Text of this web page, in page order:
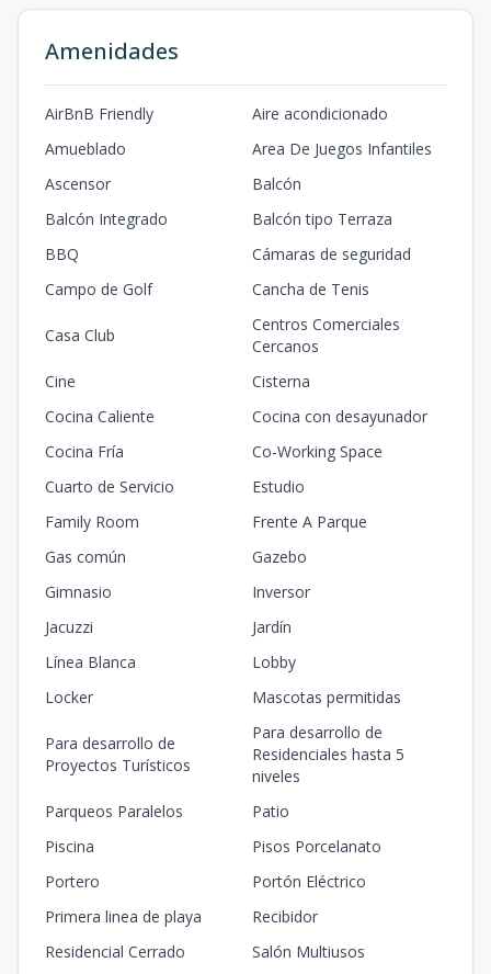
Amenidades
AirBnB Friendly
Aire acondicionado
Amueblado
Area De Juegos Infantiles
Ascensor
Balcón
Balcón Integrado
Balcón tipo Terraza
BBQ
Cámaras de seguridad
Campo de Golf
Cancha de Tenis
Casa Club
Centros Comerciales
Cercanos
Cine
Cisterna
Cocina Caliente
Cocina con desayunador
Cocina Fría
Co-Working Space
Cuarto de Servicio
Estudio
Family Room
Frente A Parque
Gas común
Gazebo
Gimnasio
Inversor
Jacuzzi
Jardín
Línea Blanca
Lobby
Locker
Mascotas permitidas
Para desarrollo de
Proyectos Turísticos
Para desarrollo de
Residenciales hasta 5
niveles
Parqueos Paralelos
Patio
Piscina
Pisos Porcelanato
Portero
Portón Eléctrico
Primera linea de playa
Recibidor
Residencial Cerrado
Salón Multiusos